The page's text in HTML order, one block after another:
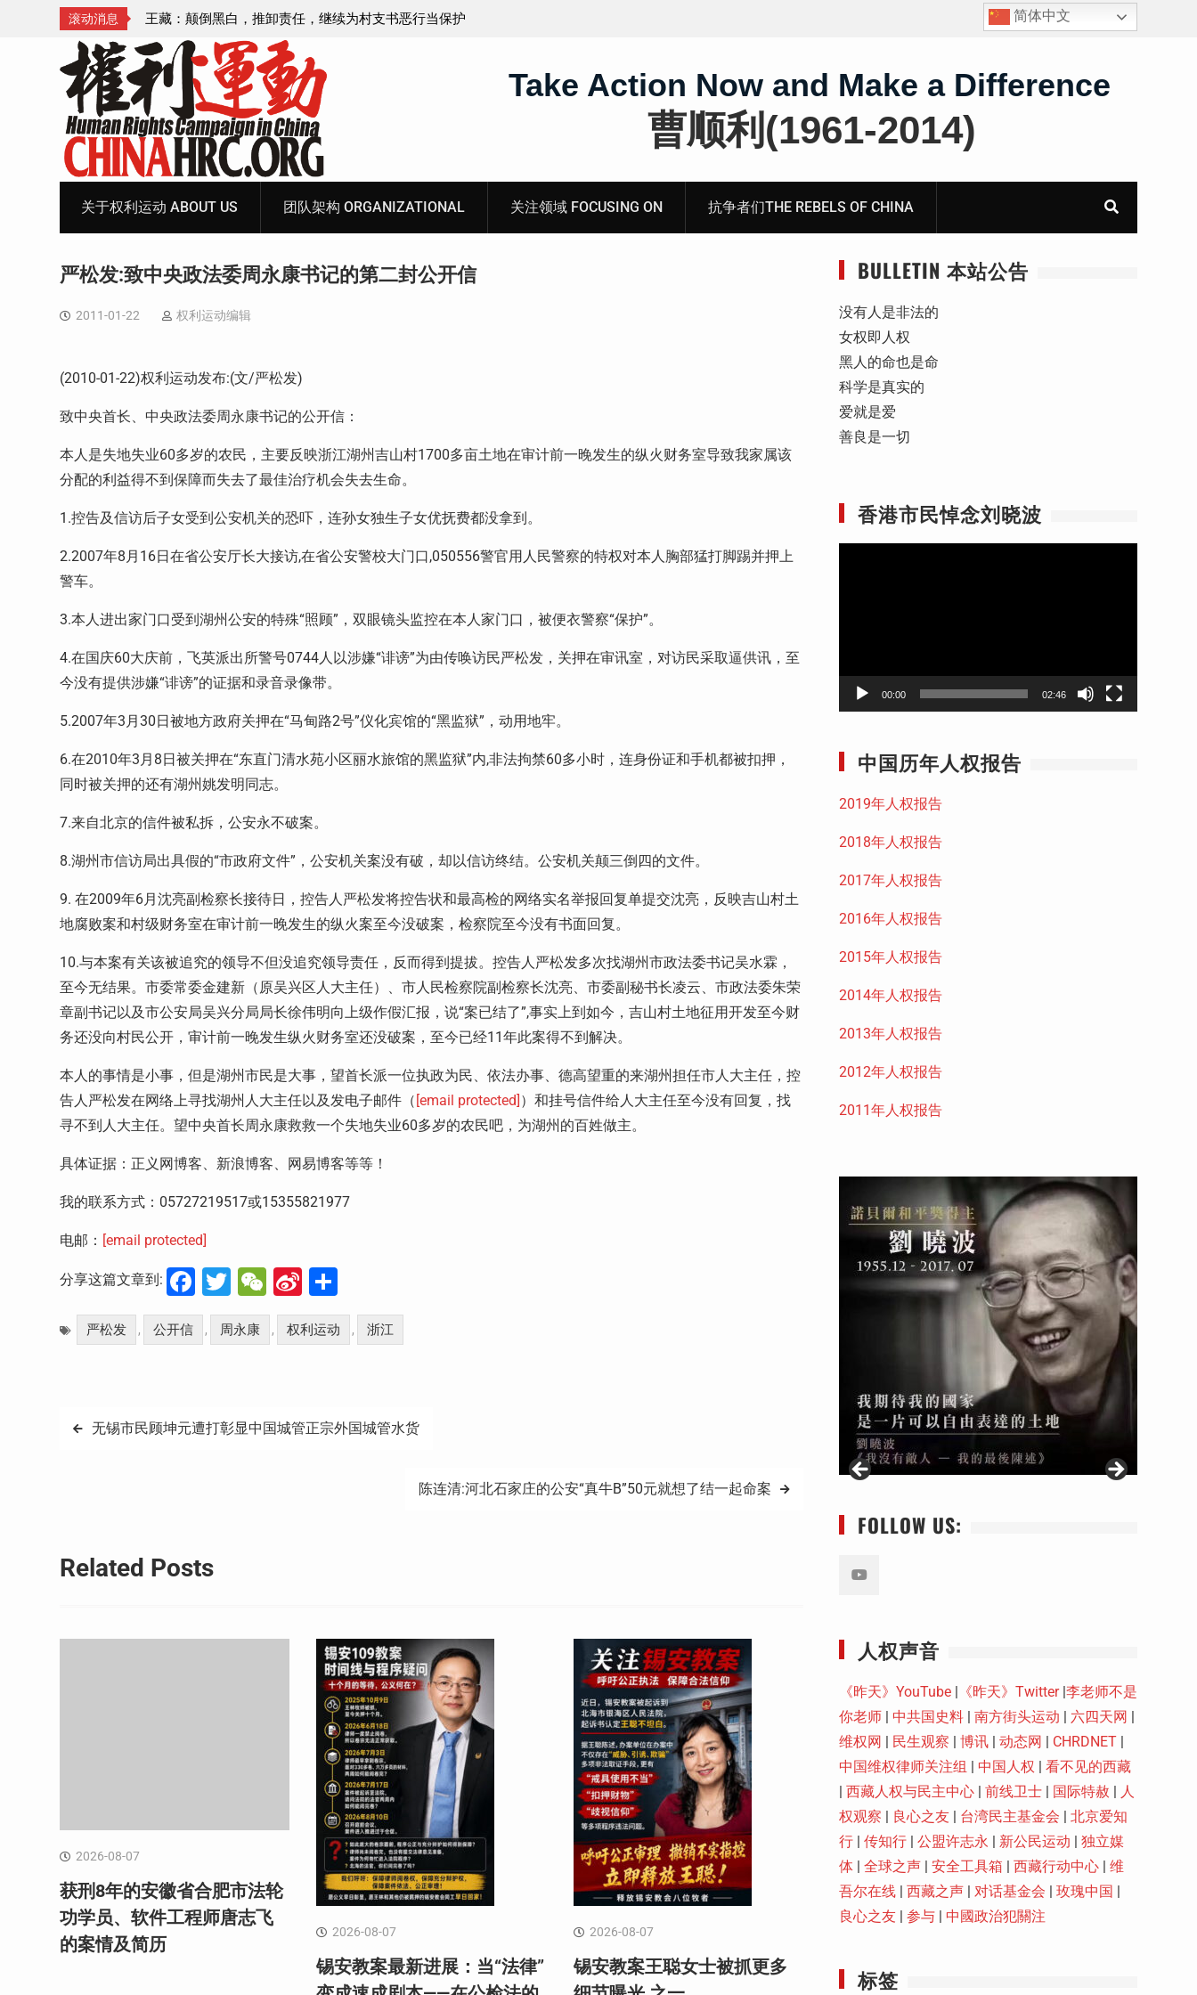
滚动消息王藏：颠倒黑白，推卸责任，继续为村支书恶行当保护
伞 ——追究「王浩溺死事件」【进展之六】
获刑8年的安徽省合肥市法轮功学员、软件工程师唐志
简体中文
Take Action Now and Make a Difference
曹顺利(1961-2014)
关于权利运动 ABOUT US 团队架构 ORGANIZATIONAL 关注领域 FOCUSING ON 抗争者们THE REBELS OF CHINA
严松发:致中央政法委周永康书记的第二封公开信
2011-01-22 权利运动编辑
(2010-01-22)权利运动发布:(文/严松发)
致中央首长、中央政法委周永康书记的公开信：
本人是失地失业60多岁的农民，主要反映浙江湖州吉山村1700多亩土地在审计前一晚发生的纵火财务室导致我家属该
分配的利益得不到保障而失去了最佳治疗机会失去生命。
1.控告及信访后子女受到公安机关的恐吓，连孙女独生子女优抚费都没拿到。
2.2007年8月16日在省公安厅长大接访,在省公安警校大门口,050556警官用人民警察的特权对本人胸部猛打脚踢并押上
警车。
3.本人进出家门口受到湖州公安的特殊“照顾”，双眼镜头监控在本人家门口，被便衣警察“保护”。
4.在国庆60大庆前，飞英派出所警号0744人以涉嫌“诽谤”为由传唤访民严松发，关押在审讯室，对访民采取逼供讯，至
今没有提供涉嫌“诽谤”的证据和录音录像带。
5.2007年3月30日被地方政府关押在“马甸路2号”仪化宾馆的“黑监狱”，动用地牢。
6.在2010年3月8日被关押在“东直门清水苑小区丽水旅馆的黑监狱”内,非法拘禁60多小时，连身份证和手机都被扣押，
同时被关押的还有湖州姚发明同志。
7.来自北京的信件被私拆，公安永不破案。
8.湖州市信访局出具假的“市政府文件”，公安机关案没有破，却以信访终结。公安机关颠三倒四的文件。
9. 在2009年6月沈亮副检察长接待日，控告人严松发将控告状和最高检的网络实名举报回复单提交沈亮，反映吉山村土
地腐败案和村级财务室在审计前一晚发生的纵火案至今没破案，检察院至今没有书面回复。
10.与本案有关该被追究的领导不但没追究领导责任，反而得到提拔。控告人严松发多次找湖州市政法委书记吴水霖，
至今无结果。市委常委金建新（原吴兴区人大主任）、市人民检察院副检察长沈亮、市委副秘书长凌云、市政法委朱荣
章副书记以及市公安局吴兴分局局长徐伟明向上级作假汇报，说“案已结了”,事实上到如今，吉山村土地征用开发至今财
务还没向村民公开，审计前一晚发生纵火财务室还没破案，至今已经11年此案得不到解决。
本人的事情是小事，但是湖州市民是大事，望首长派一位执政为民、依法办事、德高望重的来湖州担任市人大主任，控
告人严松发在网络上寻找湖州人大主任以及发电子邮件（ [email protected] ）和挂号信件给人大主任至今没有回复，找
寻不到人大主任。望中央首长周永康救救一个失地失业60多岁的农民吧，为湖州的百姓做主。
具体证据：正义网博客、新浪博客、网易博客等等！
我的联系方式：05727219517或15355821977
电邮： [email protected]
分享这篇文章到: Facebook
Twitter
WeChat
Sina
Weibo
享
严松发 , 公开信 , 周永康 , 权利运动 , 浙江
文 无锡市民顾坤元遭打彰显中国城管正宗外国城管水货
陈连清:河北石家庄的公安“真牛B”50元就想了结一起命案
Related Posts
2026-08-07
获刑8年的安徽省合肥市法轮
功学员、软件工程师唐志飞
的案情及简历
2026-08-07
锡安教案最新进展：当“法律”
2026-08-07
锡安教案王聪女士被抓更多
BULLETIN 本站公告
没有人是非法的
女权即人权
黑人的命也是命
科学是真实的
爱就是爱
善良是一切
香港市民悼念刘晓波
00:00 02:46
中国历年人权报告
2019年人权报告
2018年人权报告
2017年人权报告
2016年人权报告
2015年人权报告
2014年人权报告
2013年人权报告
2012年人权报告
2011年人权报告
FOLLOW US:
人权声音
《昨天》YouTube | 《昨天》Twitter|李老师不是
你老师 | 中共国史料 | 南方街头运动 | 六四天网 |
维权网 | 民生观察 | 博讯 | 动态网 | CHRDNET |
中国维权律师关注组 | 中国人权 | 看不见的西藏
| 西藏人权与民主中心 | 前线卫士 | 国际特赦 | 人
权观察 | 良心之友 | 台湾民主基金会 | 北京爱知
行 | 传知行 | 公盟许志永 | 新公民运动 | 独立媒
体 | 全球之声 | 安全工具箱 | 西藏行动中心 | 维
吾尔在线 | 西藏之声 | 对话基金会 | 玫瑰中国 |
良心之友 | 参与 | 中國政治犯關注
标签